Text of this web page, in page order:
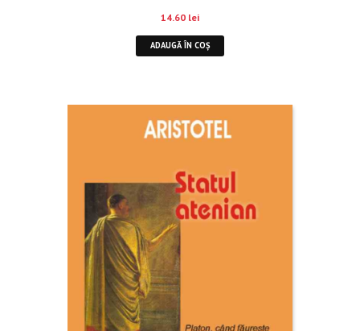
14.60 lei
ADAUGĂ ÎN COȘ